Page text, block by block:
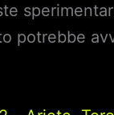
potrebbe